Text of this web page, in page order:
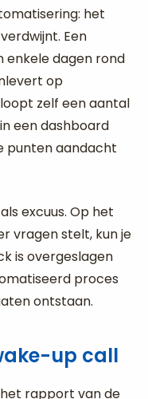
het
Een
enkele dagen rond
op
zelf een aantal
een dashboard
punten aandacht
excuus. Op het
vragen stelt, kun je
is overgeslagen
proces
ontstaan.
up call
rapport van de